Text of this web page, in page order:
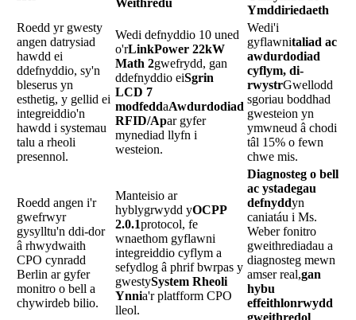
Weithredu
Ymddiriedaeth
Roedd yr gwesty
angen datrysiad
hawdd ei
ddefnyddio, sy'n
bleserus yn
esthetig, y gellid ei
integreiddio'n
hawdd i systemau
talu a rheoli
presennol.
Wedi defnyddio 10 uned
o'rLinkPower 22kW
Math 2gwefrydd, gan
ddefnyddio eiSgrin
LCD 7
modfeddaAwdurdodiad
RFID/Apar gyfer
mynediad llyfn i
westeion.
Wedi'i
gyflawnitaliad ac
awdurdodiad
cyflym, di-
rwystrGwellodd
sgoriau boddhad
gwesteion yn
ymwneud â chodi
tâl 15% o fewn
chwe mis.
Roedd angen i'r
gwefrwyr
gysylltu'n ddi-dor
â rhwydwaith
CPO cynradd
Berlin ar gyfer
monitro o bell a
chywirdeb bilio.
Manteisio ar
hyblygrwydd yOCPP
2.0.1protocol, fe
wnaethom gyflawni
integreiddio cyflym a
sefydlog â phrif bwrpas y
gwestySystem Rheoli
Ynnia'r platfform CPO
lleol.
Diagnosteg o bell
ac ystadegau
defnyddyn
caniatáu i Ms.
Weber fonitro
gweithrediadau a
diagnosteg mewn
amser real,gan
hybu
effeithlonrwydd
gweithredol